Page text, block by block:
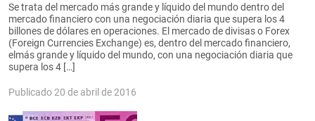
Se trata del mercado más grande y líquido del mundo dentro del
mercado financiero con una negociación diaria que supera los 4
billones de dólares en operaciones. El mercado de divisas o Forex
(Foreign Currencies Exchange) es, dentro del mercado financiero,
elmás grande y líquido del mundo, con una negociación diaria que
supera los 4 […]
Publicado 20 de abril de 2016